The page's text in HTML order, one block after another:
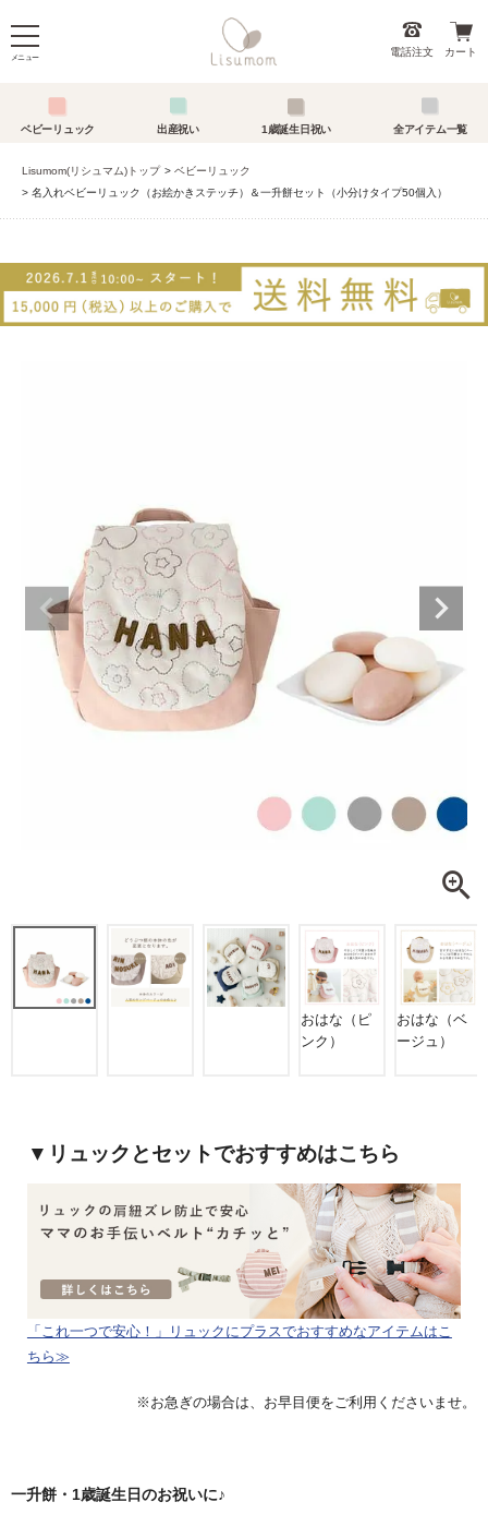
メニュー 電話注文 カート
ベビーリュック 出産祝い 1歳誕生日祝い 全アイテム一覧
Lisumom(リシュマム)トップ
ベビーリュック
名入れベビーリュック（お絵かきステッチ）＆一升餅セット（小分けタイプ50個入）
おはな（ピ
ンク）
おはな（ベ
ージュ）
▼リュックとセットでおすすめはこちら
「これ一つで安心！」リュックにプラスでおすすめなアイテムはこ
ちら≫
※お急ぎの場合は、お早目便をご利用くださいませ。
一升餅・1歳誕生日のお祝いに♪